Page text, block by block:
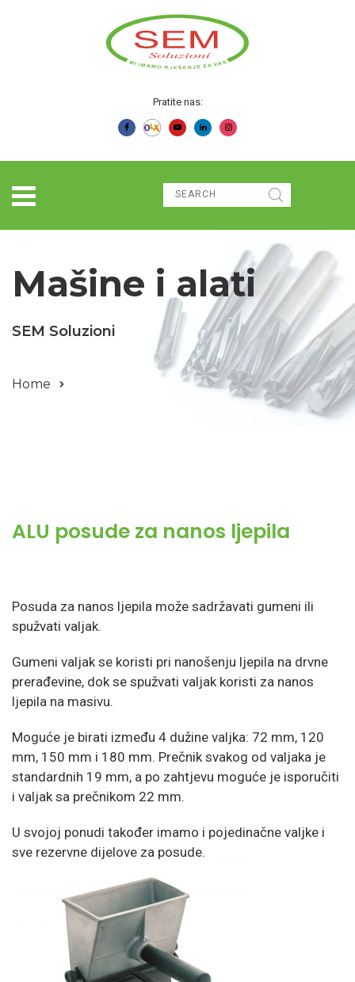
Pratite nas:
Mašine i alati
SEM Soluzioni
Home
ALU posude za nanos ljepila
Posuda za nanos ljepila može sadržavati gumeni ili
spužvati valjak.
Gumeni valjak se koristi pri nanošenju ljepila na drvne
prerađevine, dok se spužvati valjak koristi za nanos
ljepila na masivu.
Moguće je birati između 4 dužine valjka: 72 mm, 120
mm, 150 mm i 180 mm. Prečnik svakog od valjaka je
standardnih 19 mm, a po zahtjevu moguće je isporučiti
i valjak sa prečnikom 22 mm.
U svojoj ponudi također imamo i pojedinačne valjke i
sve rezervne dijelove za posude.